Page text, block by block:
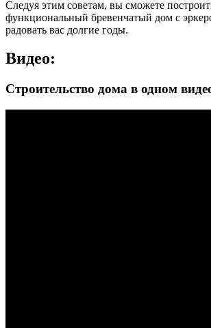
Следуя этим советам, вы сможете
функциональный бревенчатый дом с
радовать вас долгие годы.
Видео:
Строительство дома в одном